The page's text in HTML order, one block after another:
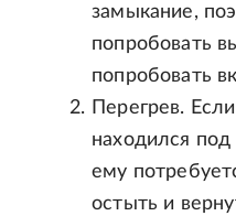
замыкание,
попробовать
попробовать
Перегрев.
находился
ему
остыть и